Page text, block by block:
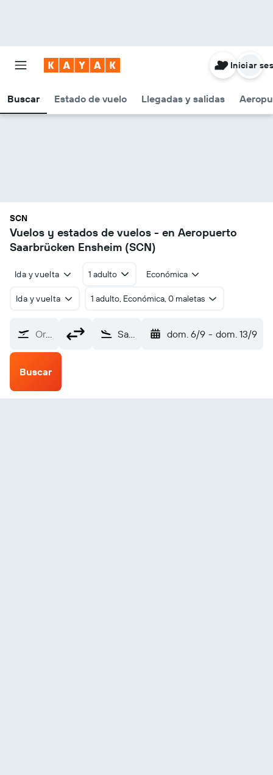
Buscar Estado de vuelo Llegadas y salidas
Iniciar
SCN
Vuelos y estados de vuelos - en Aeropuerto
Saarbrücken Ensheim (SCN)
Ida y vuelta 1 adulto Económica
Ida y vuelta 1 adulto, Económica, 0 maletas
Origen Saarbrücken Ensheim (SCN) dom. 6/9 - dom. 13/9
Buscar